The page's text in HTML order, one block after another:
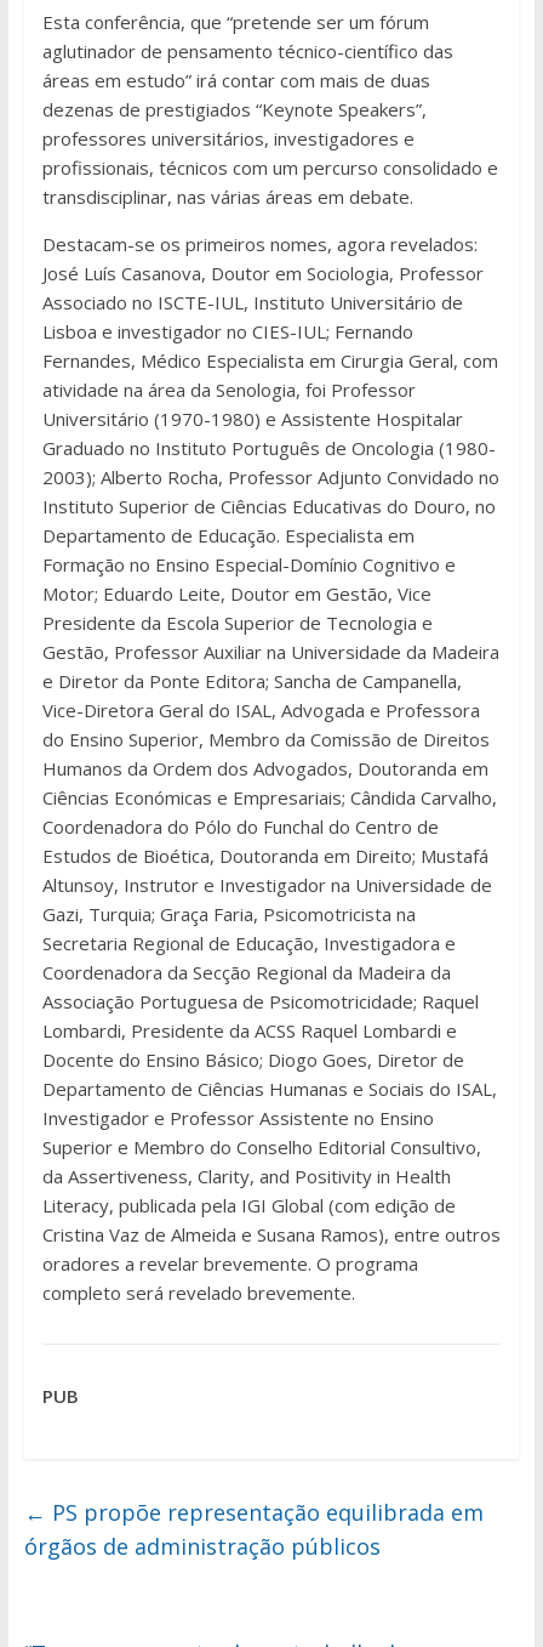
Esta conferência, que “pretende ser um fórum
aglutinador de pensamento técnico-científico das
áreas em estudo” irá contar com mais de duas
dezenas de prestigiados “Keynote Speakers”,
professores universitários, investigadores e
profissionais, técnicos com um percurso consolidado e
transdisciplinar, nas várias áreas em debate.
Destacam-se os primeiros nomes, agora revelados:
José Luís Casanova, Doutor em Sociologia, Professor
Associado no ISCTE-IUL, Instituto Universitário de
Lisboa e investigador no CIES-IUL; Fernando
Fernandes, Médico Especialista em Cirurgia Geral, com
atividade na área da Senologia, foi Professor
Universitário (1970-1980) e Assistente Hospitalar
Graduado no Instituto Português de Oncologia (1980-
2003); Alberto Rocha, Professor Adjunto Convidado no
Instituto Superior de Ciências Educativas do Douro, no
Departamento de Educação. Especialista em
Formação no Ensino Especial-Domínio Cognitivo e
Motor; Eduardo Leite, Doutor em Gestão, Vice
Presidente da Escola Superior de Tecnologia e
Gestão, Professor Auxiliar na Universidade da Madeira
e Diretor da Ponte Editora; Sancha de Campanella,
Vice-Diretora Geral do ISAL, Advogada e Professora
do Ensino Superior, Membro da Comissão de Direitos
Humanos da Ordem dos Advogados, Doutoranda em
Ciências Económicas e Empresariais; Cândida Carvalho,
Coordenadora do Pólo do Funchal do Centro de
Estudos de Bioética, Doutoranda em Direito; Mustafá
Altunsoy, Instrutor e Investigador na Universidade de
Gazi, Turquia; Graça Faria, Psicomotricista na
Secretaria Regional de Educação, Investigadora e
Coordenadora da Secção Regional da Madeira da
Associação Portuguesa de Psicomotricidade; Raquel
Lombardi, Presidente da ACSS Raquel Lombardi e
Docente do Ensino Básico; Diogo Goes, Diretor de
Departamento de Ciências Humanas e Sociais do ISAL,
Investigador e Professor Assistente no Ensino
Superior e Membro do Conselho Editorial Consultivo,
da Assertiveness, Clarity, and Positivity in Health
Literacy, publicada pela IGI Global (com edição de
Cristina Vaz de Almeida e Susana Ramos), entre outros
oradores a revelar brevemente. O programa
completo será revelado brevemente.
PUB
← PS propõe representação equilibrada em
órgãos de administração públicos